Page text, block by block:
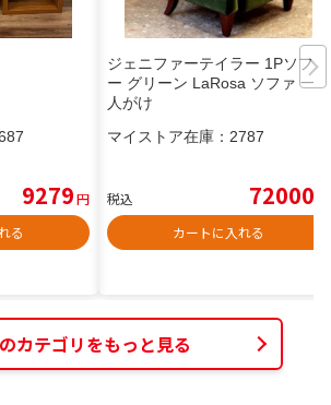
9279円
る
ジェニファーテイラー 1Pソファ
ー グリーン LaRosa ソファ 一
人がけ
マイストア在庫： 2787
税込 72000
カートに入れる
カテゴリをもっと見る